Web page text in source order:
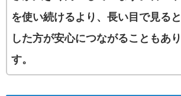
を使い続けるより、長い目で見る
した方が安心につながることもあ
す。